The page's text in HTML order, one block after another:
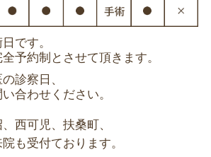
です。
予約制とさせて頂きます。
診察日、
合わせください。
西可児、扶桑町、
も受付ております。